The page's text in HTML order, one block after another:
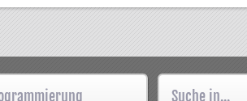
Suche in...